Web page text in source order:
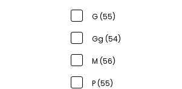
G (55)
Gg (54)
M (56)
P (55)